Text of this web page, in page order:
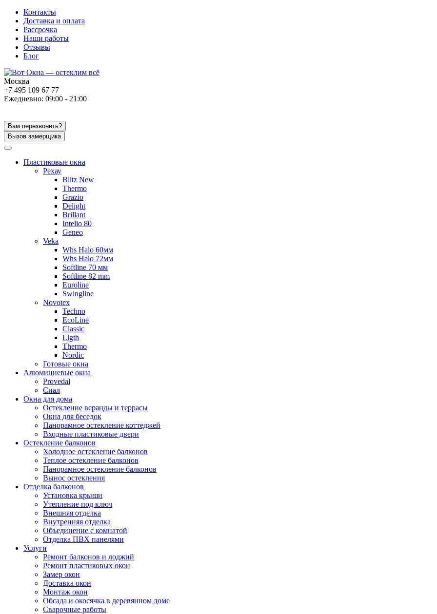
Контакты
Доставка и оплата
Рассрочка
Наши работы
Отзывы
Блог
Москва
+7 495 109 67 77
Ежедневно: 09:00 - 21:00
Вам перезвонить?
Вызов замерщика
Пластиковые окна
Рехау
Blitz New
Thermo
Grazio
Delight
Brillant
Intelio 80
Geneo
Veka
Whs Halo 60мм
Whs Halo 72мм
Softline 70 мм
Softline 82 mm
Euroline
Swingline
Novotex
Techno
EcoLine
Classic
Ligth
Thermo
Nordic
Готовые окна
Алюминиевые окна
Provedal
Сиал
Окна для дома
Остекление веранды и террасы
Окна для беседок
Панорамное остекление коттеджей
Входные пластиковые двери
Остекление балконов
Холодное остекление балконов
Теплое остекление балконов
Панорамное остекление балконов
Вынос остекления
Отделка балконов
Установка крыши
Утепление под ключ
Внешняя отделка
Внутренняя отделка
Объединение с комнатой
Отделка ПВХ панелями
Услуги
Ремонт балконов и лоджий
Ремонт пластиковых окон
Замер окон
Доставка окон
Монтаж окон
Обсада и окосячка в деревянном доме
Сварочные работы